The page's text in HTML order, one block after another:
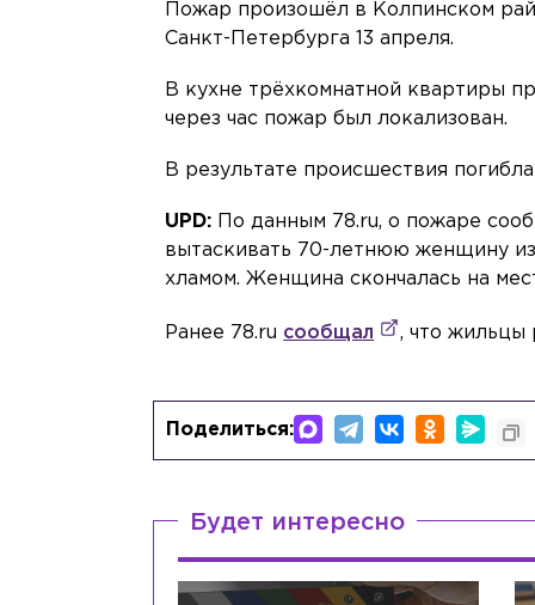
Пожар произошёл в Колпинском
Санкт-Петербурга 13 апреля.
В кухне трёхкомнатной квартиры
через час пожар был локализован.
В результате происшествия
UPD: По данным 78.ru, о пожаре
вытаскивать 70-летнюю женщину
хламом. Женщина скончалась на
Ранее 78.ru сообщал , что жильцы
Поделиться:
Будет интересно